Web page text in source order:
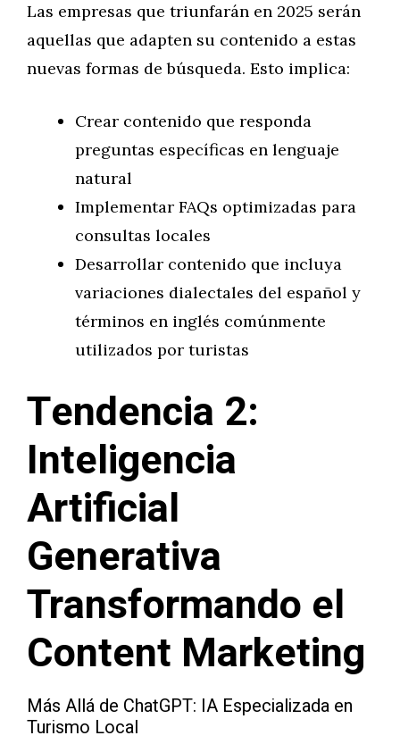
Las empresas que triunfarán en 2025 serán
aquellas que adapten su contenido a estas
nuevas formas de búsqueda. Esto implica:
Crear contenido que responda
preguntas específicas en lenguaje
natural
Implementar FAQs optimizadas para
consultas locales
Desarrollar contenido que incluya
variaciones dialectales del español y
términos en inglés comúnmente
utilizados por turistas
Tendencia 2:
Inteligencia
Artificial
Generativa
Transformando el
Content Marketing
Más Allá de ChatGPT: IA Especializada en
Turismo Local